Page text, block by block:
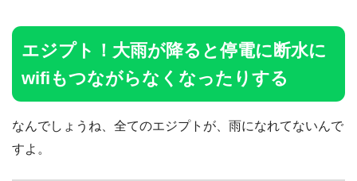
エジプト！大雨が降ると停電に断水に
wifiもつながらなくなったりする
なんでしょうね、全てのエジプトが、雨になれてないんで
すよ。